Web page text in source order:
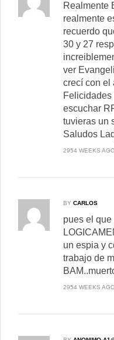
Realmente
realmente
recuerdo
30 y 27
ver
crecí con
Felicidades
escuchar
tuvieras un
Saludos
2954 WEEKS
BY CARLOS
pues el que
un espia y
trabajo de
2954 WEEKS